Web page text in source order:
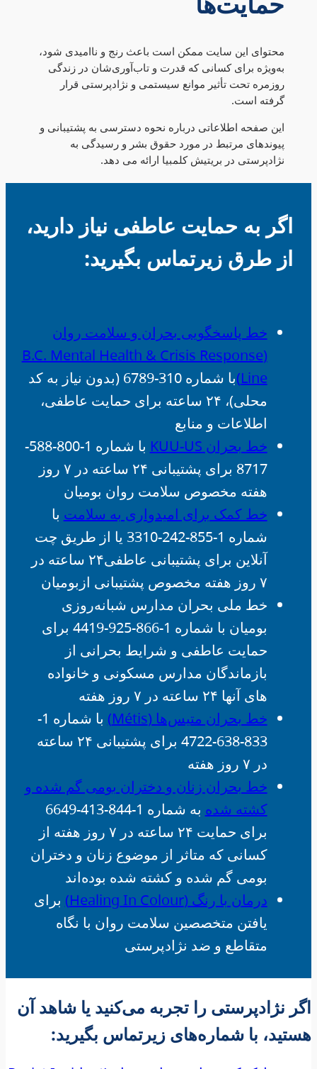
محتوای این سایت ممکن است باعث رنج و ناامیدی شود،
به‌ویژه برای کسانی که قدرت و تاب‌آوری‌شان در زندگی
روزمره تحت تأثیر موانع سیستمی و نژادپرستی قرار
گرفته است.
این صفحه اطلاعاتی درباره نحوه دسترسی به پشتیبانی و
پیوندهای مرتبط در مورد حقوق بشر و رسیدگی به
نژادپرستی در بریتیش کلمبیا ارائه می دهد.
اگر به حمایت عاطفی نیاز دارید،
از طرق زیرتماس بگیرید:
خط پاسخگویی بحران و سلامت روان
(B.C. Mental Health & Crisis Response
Line)
با شماره 310-6789 (بدون نیاز به کد
محلی)، ۲۴ ساعته برای حمایت عاطفی،
اطلاعات و منابع
خط بحران KUU-US
با شماره 1-800-588-
8717 برای پشتیبانی ۲۴ ساعته در ۷ روز
هفته مخصوص سلامت روان بومیان
خط کمک برای امیدواری به سلامت با
شماره 1-855-242-3310 یا از طریق چت
آنلاین برای پشتیبانی عاطفی۲۴ ساعته در
۷ روز هفته مخصوص پشتیبانی ازبومیان
خط ملی بحران مدارس شبانه‌روزی
بومیان با شماره 1-866-925-4419 برای
حمایت عاطفی و شرایط بحرانی از
بازماندگان مدارس مسکونی و خانواده
های آنها ۲۴ ساعته در ۷ روز هفته
خط بحران متیس‌ها (Métis)
با شماره 1-
833-638-4722 برای پشتیبانی ۲۴ ساعته
در ۷ روز هفته
خط بحران زنان و دختران بومی گم شده و
کشته شده
به شماره 1-844-413-6649
برای حمایت ۲۴ ساعته در ۷ روز هفته از
کسانی که متاثر از موضوع زنان و دختران
بومی گم شده و کشته شده بوده‌اند
درمان با رنگ (Healing In Colour)
برای
یافتن متخصصین سلامت روان با نگاه
متقاطع و ضد نژادپرستی
اگر نژادپرستی را تجربه می‌کنید یا شاهد آن
هستید، با شماره‌های زیرتماس بگیرید: